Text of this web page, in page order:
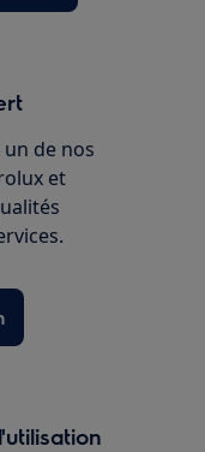
un de nos
et